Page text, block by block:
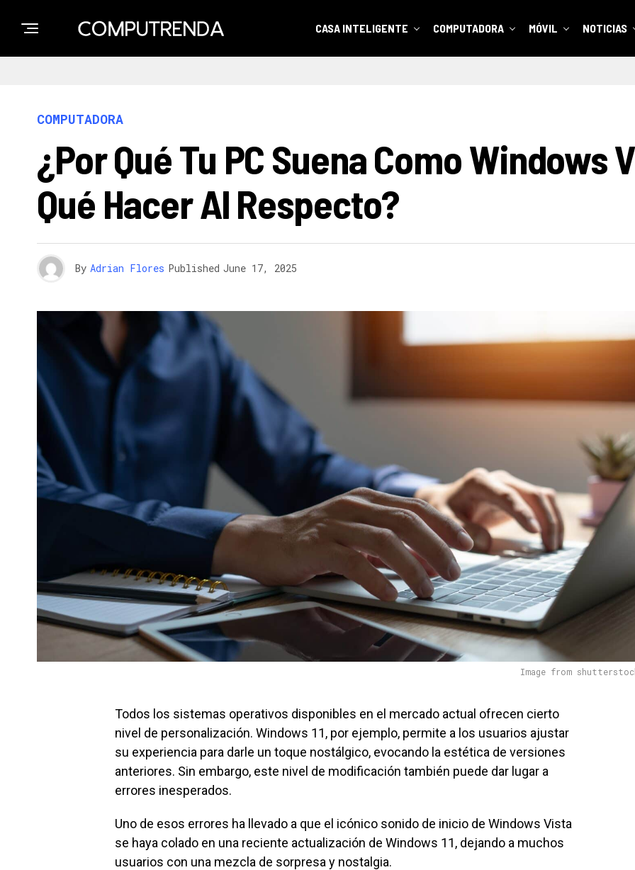
CASA INTELIGENTE COMPUTADORA MÓVIL NOTICIAS
COMPUTADORA
¿Por Qué Tu PC Suena Como Windows
Qué Hacer Al Respecto?
By Adrian Flores Published June 17, 2025
Image from
Todos los sistemas operativos disponibles en el mercado actual ofrecen cierto
nivel de personalización. Windows 11, por ejemplo, permite a los usuarios ajustar
su experiencia para darle un toque nostálgico, evocando la estética de versiones
anteriores. Sin embargo, este nivel de modificación también puede dar lugar a
errores inesperados.
Uno de esos errores ha llevado a que el icónico sonido de inicio de Windows Vista
se haya colado en una reciente actualización de Windows 11, dejando a muchos
usuarios con una mezcla de sorpresa y nostalgia.